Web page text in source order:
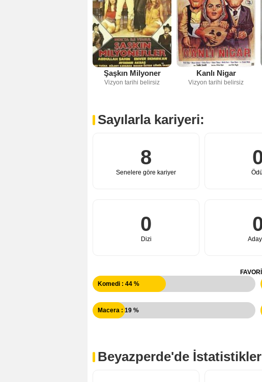
Şaşkın Milyoner
Vizyon tarihi belirsiz
Kanlı Nigar
Vizyon tarihi belirsiz
Sayılarla kariyeri:
8
Senelere göre kariyer
0
Dizi
Komedi : 44 %
Macera : 19 %
Beyazperde'de